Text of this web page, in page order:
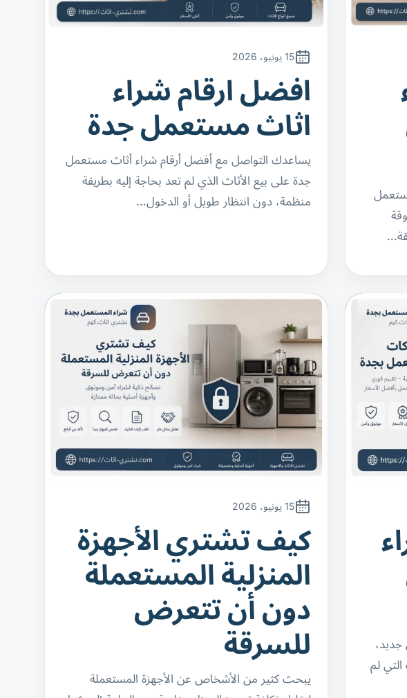
15 يونيو، 2026
افضل ارقام شراء
اثاث مستعمل جدة
يساعدك التواصل مع أفضل أرقام شراء أثاث مستعمل
جدة على بيع الأثاث الذي لم تعد بحاجة إليه بطريقة
منظمة، دون انتظار طويل أو الدخول…
جديد،
لم
15 يونيو، 2026
كيف تشتري الأجهزة
المنزلية المستعملة
دون أن تتعرض
للسرقة
يبحث كثير من الأشخاص عن الأجهزة المستعملة